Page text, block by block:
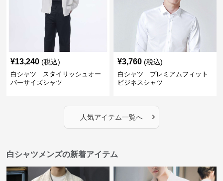
¥13,240 (税込)
白シャツ スタイリッシュオー
バーサイズシャツ
¥3,760 (税込)
白シャツ プレミアムフィット
ビジネスシャツ
人気アイテム一覧へ ›
白シャツメンズの新着アイテム